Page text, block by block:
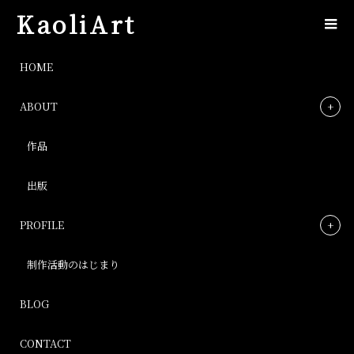
KaoliArt
HOME
ABOUT
作品
出版
PROFILE
制作活動のはじまり
BLOG
CONTACT
img_4197
Post